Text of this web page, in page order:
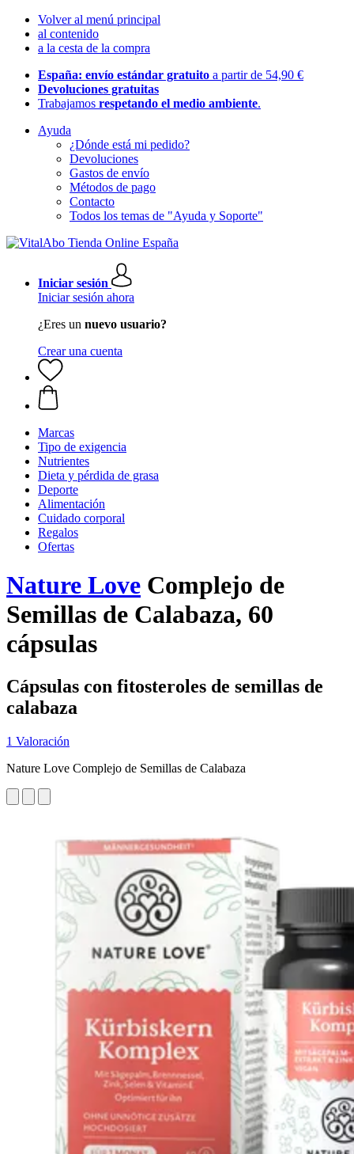
Volver al menú principal
al contenido
a la cesta de la compra
España: envío estándar gratuito a partir de 54,90 €
Devoluciones gratuitas
Trabajamos respetando el medio ambiente.
Ayuda
¿Dónde está mi pedido?
Devoluciones
Gastos de envío
Métodos de pago
Contacto
Todos los temas de "Ayuda y Soporte"
Iniciar sesión
Iniciar sesión ahora
¿Eres un nuevo usuario?
Crear una cuenta
Marcas
Tipo de exigencia
Nutrientes
Dieta y pérdida de grasa
Deporte
Alimentación
Cuidado corporal
Regalos
Ofertas
Nature Love Complejo de
Semillas de Calabaza, 60
cápsulas
Cápsulas con fitosteroles de semillas de
calabaza
1 Valoración
Nature Love Complejo de Semillas de Calabaza